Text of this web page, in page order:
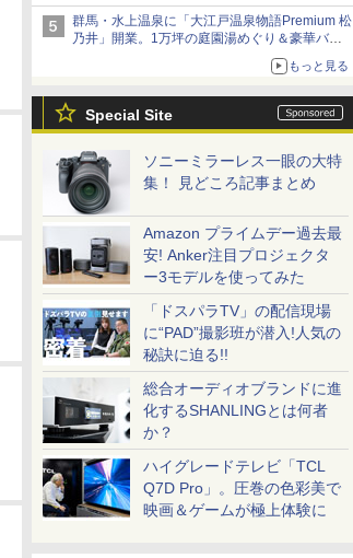
ッション素材を採用
群馬・水上温泉に「大江戸温泉物語Premium 松
乃井」開業。1万坪の庭園湯めぐり＆豪華バイ
もっと見る
Special Site
ソニーミラーレス一眼の大特
集！ 見どころ記事まとめ
Amazon プライムデー過去最
安! Anker注目プロジェクタ
ー3モデルを使ってみた
「ドスパラTV」の配信現場
に“PAD”撮影班が潜入!人気の
秘訣に迫る!!
総合オーディオブランドに進
化するSHANLINGとは何者
か？
ハイグレードテレビ「TCL
Q7D Pro」。圧巻の色彩美で
映画＆ゲームが極上体験に